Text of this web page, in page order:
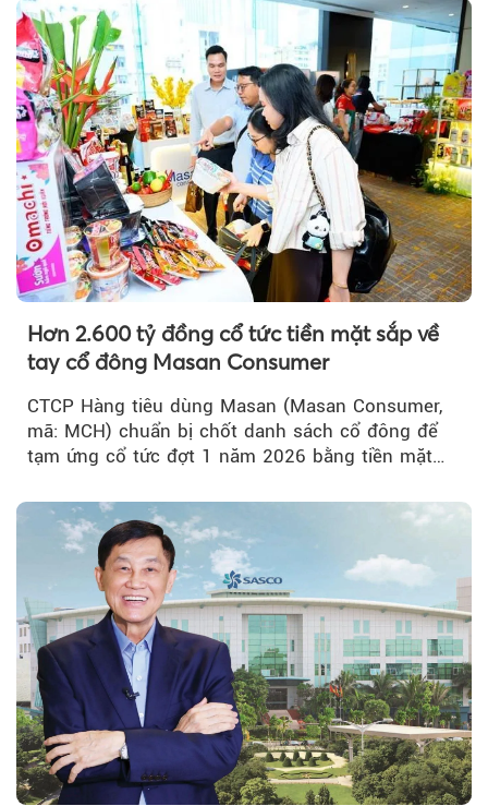
Hơn 2.600 tỷ đồng cổ tức tiền mặt sắp về
tay cổ đông Masan Consumer
CTCP Hàng tiêu dùng Masan (Masan Consumer,
mã: MCH) chuẩn bị chốt danh sách cổ đông để
tạm ứng cổ tức đợt 1 năm 2026 bằng tiền mặt